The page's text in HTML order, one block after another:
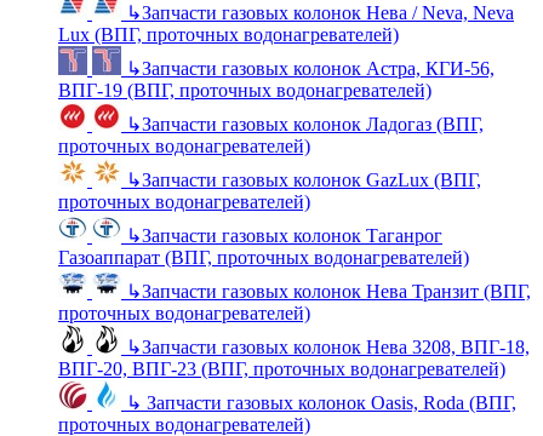
↳Запчасти газовых колонок Нева / Neva, Neva
Lux (ВПГ, проточных водонагревателей)
↳Запчасти газовых колонок Астра, КГИ-56,
ВПГ-19 (ВПГ, проточных водонагревателей)
↳Запчасти газовых колонок Ладогаз (ВПГ,
проточных водонагревателей)
↳Запчасти газовых колонок GazLux (ВПГ,
проточных водонагревателей)
↳Запчасти газовых колонок Таганрог
Газоаппарат (ВПГ, проточных водонагревателей)
↳Запчасти газовых колонок Нева Транзит (ВПГ,
проточных водонагревателей)
↳Запчасти газовых колонок Нева 3208, ВПГ-18,
ВПГ-20, ВПГ-23 (ВПГ, проточных водонагревателей)
↳ Запчасти газовых колонок Oasis, Roda (ВПГ,
проточных водонагревателей)